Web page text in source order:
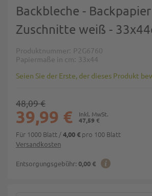
Backbleche - Backpapier
Zuschnitte weiß -
Produktnummer P2G6760
Papiermaße in cm
33x44
Seien Sie der Erste, der dieses Produkt
Versandkosten
Entsorgungsgebühr: 0,00 €
47,59 €
39,99 €
48,09 €
Für 1000 Blatt /4,00 € pro 100 Blatt